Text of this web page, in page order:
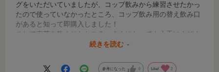
グをいただいていましたが、コップ飲みから練習させたかっ
たので使っていなかったところ、コップ飲み用の替え飲み口
があると知って即購入しました！
これで麦茶を飲ませたところ、すぐにとっても上手にぐびぐ
が、出先などでそれはなかなか難しいので、ラクマグでコッ
続きを読む
参考になった 0 Like! 2